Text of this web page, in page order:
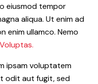
eiusmod tempor
aliqua. Ut enim ad
enim ullamco. Nemo
ipsam voluptatem
odit aut fugit, sed